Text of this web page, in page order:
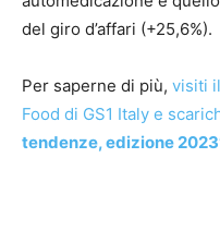
del giro d’affari (+25,6%).
Per saperne di più, visiti
Food di GS1 Italy e
tendenze, edizione